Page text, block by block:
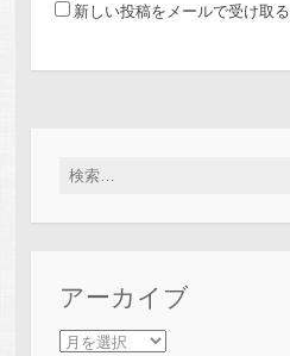
新しい投稿をメールで受け取る
検索:
アーカイブ
アーカイブ